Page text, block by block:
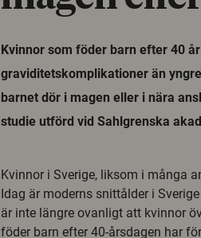
Kvinnor som föder barn efter 40
graviditetskomplikationer än
barnet dör i magen eller i nära
studie utförd vid Sahlgrenska
Kvinnor i Sverige, liksom i många
Idag är moderns snittålder i
är inte längre ovanligt att kvinnor
föder barn efter 40-årsdagen har